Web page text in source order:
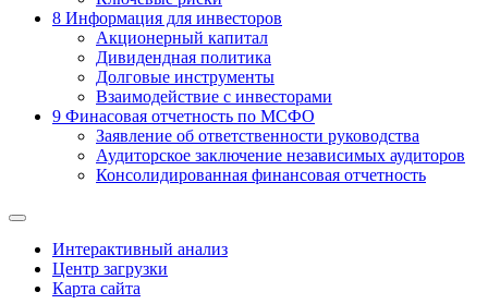
8 Информация для инвесторов
Акционерный капитал
Дивидендная политика
Долговые инструменты
Взаимодействие с инвеcторами
9 Финасовая отчетность по МСФО
Заявление об ответственности руководства
Аудиторское заключение независимых аудиторов
Консолидированная финансовая отчетность
Интерактивный анализ
Центр загрузки
Карта сайта